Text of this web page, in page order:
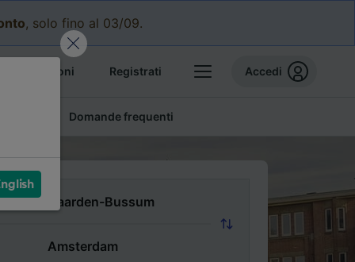
, solo fino al 03/09.
prenotazioni Registrati Accedi
Domande frequenti